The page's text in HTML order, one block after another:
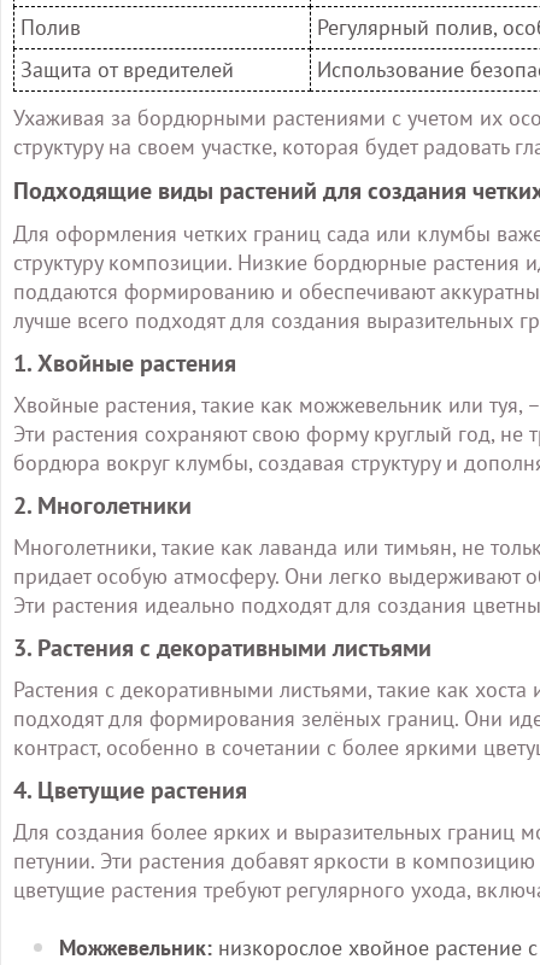
Полив
Регулярный полив,
Защита от вредителей
Использование
Ухаживая за бордюрными растениями с учетом их
структуру на своем участке, которая будет радовать
Подходящие виды растений для создания
Для оформления четких границ сада или клумбы
структуру композиции. Низкие бордюрные растения
поддаются формированию и обеспечивают
лучше всего подходят для создания выразительных
1. Хвойные растения
Хвойные растения, такие как можжевельник или
Эти растения сохраняют свою форму круглый год, не
бордюра вокруг клумбы, создавая структуру и
2. Многолетники
Многолетники, такие как лаванда или тимьян, не
придает особую атмосферу. Они легко выдерживают
Эти растения идеально подходят для создания
3. Растения с декоративными листьями
Растения с декоративными листьями, такие как
подходят для формирования зелёных границ. Они
контраст, особенно в сочетании с более яркими
4. Цветущие растения
Для создания более ярких и выразительных границ
петунии. Эти растения добавят яркости в
цветущие растения требуют регулярного ухода,
Можжевельник: низкорослое хвойное растение